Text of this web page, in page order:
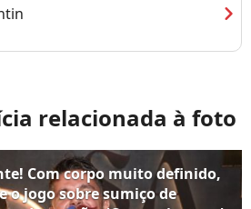
chevron_right
relacionada à foto
Com corpo muito definido,
o jogo sobre sumiço de